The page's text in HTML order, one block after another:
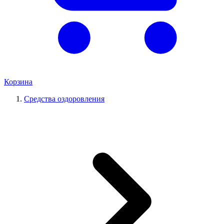
Корзина
Средства оздоровления